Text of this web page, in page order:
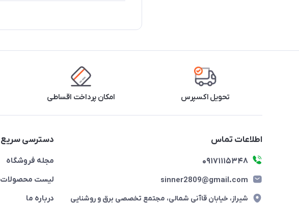
تحویل اکسپرس امکان پرداخت اقساطی
اطلاعات تماس
09171115348
sinner2809@gmail.com
شیراز، خیابان قاآنی شمالی، مجتمع تخصصی برق و روشنایی
دسترسی سریع
مجله فروشگاه
لیست محصولات
درباره ما